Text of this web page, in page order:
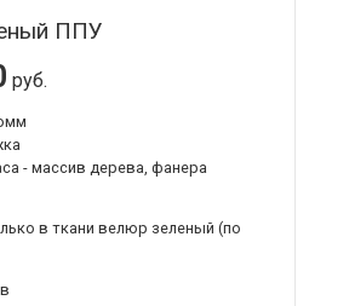
ППУ
руб.
- массив дерева, фанера
в ткани велюр зеленый (по